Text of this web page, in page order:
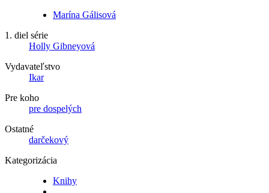
Marína Gálisová
1. diel série
Holly Gibneyová
Vydavateľstvo
Ikar
Pre koho
pre dospelých
Ostatné
darčekový
Kategorizácia
Knihy